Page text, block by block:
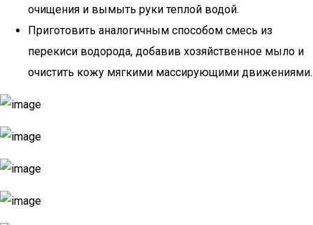
очищения и вымыть руки теплой водой.
Приготовить аналогичным способом смесь из
перекиси водорода, добавив хозяйственное мыло и
очистить кожу мягкими массирующими движениями.